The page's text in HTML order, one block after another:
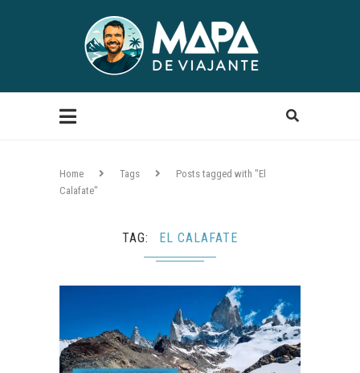
Home Tags
Posts tagged with "El
Calafate"
TAG EL CALAFATE